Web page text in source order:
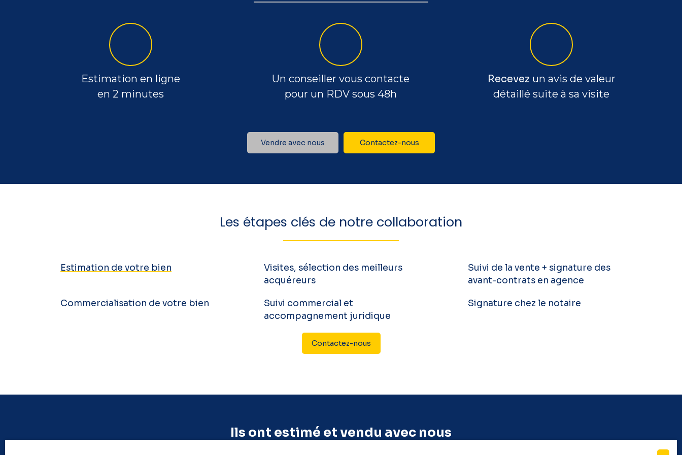
Estimation en ligne
en 2 minutes
Un conseiller vous contacte
pour un RDV sous 48h
Recevez un avis de valeur
détaillé suite à sa visite
Vendre avec nous Contactez-nous
Les étapes clés de notre collaboration
Estimation de votre bien
Visites, sélection des meilleurs
acquéreurs
Suivi de la vente + signature des
avant-contrats en agence
Commercialisation de votre bien
Suivi commercial et
accompagnement juridique
Signature chez le notaire
Contactez-nous
Ils ont estimé et vendu avec nous